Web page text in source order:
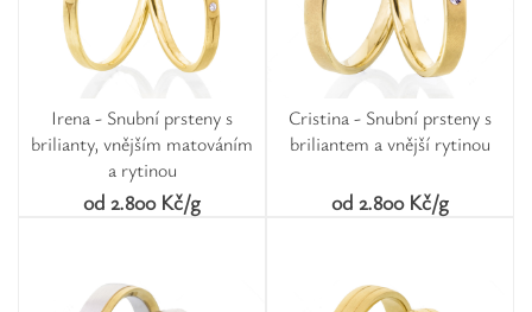
Irena - Snubní prsteny s
brilianty, vnějším matováním
a rytinou
od 2.800 Kč/g
Cristina - Snubní prsteny s
briliantem a vnější rytinou
od 2.800 Kč/g